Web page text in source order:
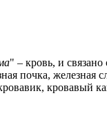
" – кровь, и
почка, железная
кровавый